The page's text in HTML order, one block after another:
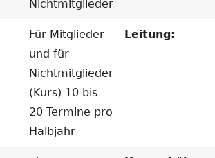
Nichtmitglieder
Für Mitglieder
und für
Nichtmitglieder
(Kurs) 10 bis
20 Termine pro
Halbjahr
Leitung: